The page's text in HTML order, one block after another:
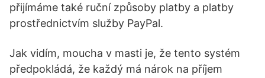
přijímáme také ruční způsoby platby a platby
prostřednictvím služby PayPal.
Jak vidím, moucha v masti je, že tento systém
předpokládá, že každý má nárok na příjem